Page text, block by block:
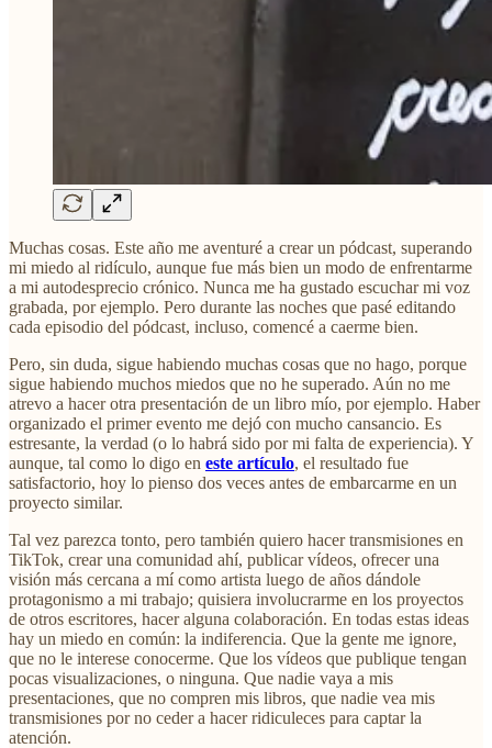
Muchas cosas. Este año me aventuré a crear un pódcast, superando
mi miedo al ridículo, aunque fue más bien un modo de enfrentarme
a mi autodesprecio crónico. Nunca me ha gustado escuchar mi voz
grabada, por ejemplo. Pero durante las noches que pasé editando
cada episodio del pódcast, incluso, comencé a caerme bien.
Pero, sin duda, sigue habiendo muchas cosas que no hago, porque
sigue habiendo muchos miedos que no he superado. Aún no me
atrevo a hacer otra presentación de un libro mío, por ejemplo. Haber
organizado el primer evento me dejó con mucho cansancio. Es
estresante, la verdad (o lo habrá sido por mi falta de experiencia). Y
aunque, tal como lo digo en este artículo, el resultado fue
satisfactorio, hoy lo pienso dos veces antes de embarcarme en un
proyecto similar.
Tal vez parezca tonto, pero también quiero hacer transmisiones en
TikTok, crear una comunidad ahí, publicar vídeos, ofrecer una
visión más cercana a mí como artista luego de años dándole
protagonismo a mi trabajo; quisiera involucrarme en los proyectos
de otros escritores, hacer alguna colaboración. En todas estas ideas
hay un miedo en común: la indiferencia. Que la gente me ignore,
que no le interese conocerme. Que los vídeos que publique tengan
pocas visualizaciones, o ninguna. Que nadie vaya a mis
presentaciones, que no compren mis libros, que nadie vea mis
transmisiones por no ceder a hacer ridiculeces para captar la
atención.